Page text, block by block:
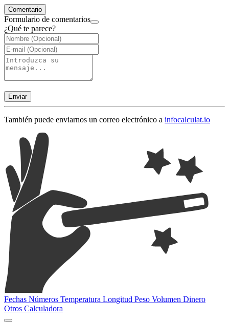
Comentario
Formulario de comentarios
¿Qué te parece?
Enviar
También puede enviarnos un correo electrónico a infocalculat.io
Fechas Números Temperatura Longitud Peso Volumen Dinero
Otros Calculadora